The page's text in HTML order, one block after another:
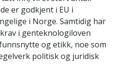
er godkjent i EU i
i Norge. Samtidig har
i genteknologiloven
og etikk, noe som
politisk og juridisk